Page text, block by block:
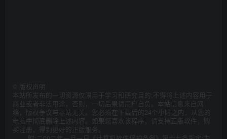
版权声明
本站所发布的一切资源仅限用于学习和研究目的;不得将上述内容用于
商业或者非法用途，否则，一切后果请用户自负。本站信息来自网
络，版权争议与本站无关。您必须在下载后的24个小时之内，从您的
电脑中彻底删除上述内容。如果您喜欢该程序，请支持正版软件，购
买注册，得到更好的正版服务。